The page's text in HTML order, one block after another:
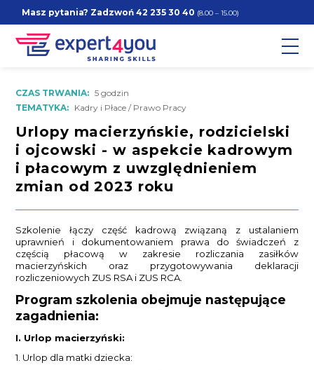
Masz pytania? Zadzwoń42 235 30 40 (8.00 – 15.00)
CZAS TRWANIA: 5 godzin
TEMATYKA: Kadry i Płace / Prawo Pracy
Urlopy macierzyńskie, rodzicielski
i ojcowski - w aspekcie kadrowym
i płacowym z uwzględnieniem
zmian od 2023 roku
Szkolenie łączy część kadrową związaną z ustalaniem
uprawnień i dokumentowaniem prawa do świadczeń z
częścią płacową w zakresie rozliczania zasiłków
macierzyńskich oraz przygotowywania deklaracji
rozliczeniowych ZUS RSA i ZUS RCA.
Program szkolenia obejmuje następujące
zagadnienia:
I. Urlop macierzyński:
1. Urlop dla matki dziecka: